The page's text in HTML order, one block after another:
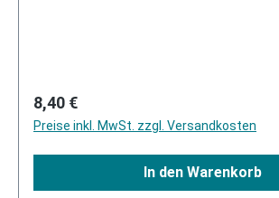
Regulärer Preis:
8,40 €
Preise inkl. MwSt. zzgl. Versandkosten
In den Warenkorb